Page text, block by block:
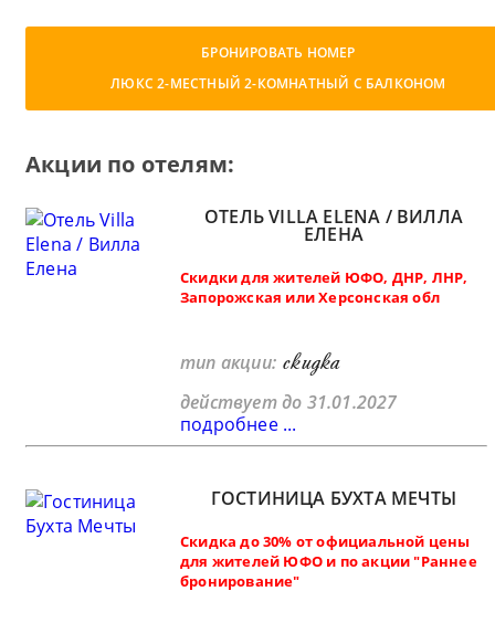
БРОНИРОВАТЬ НОМЕР
ЛЮКС 2-МЕСТНЫЙ 2-КОМНАТНЫЙ С БАЛКОНОМ
Акции по отелям:
ОТЕЛЬ VILLA ELENA / ВИЛЛА
ЕЛЕНА
Скидки для жителей ЮФО, ДНР, ЛНР,
Запорожская или Херсонская обл
тип акции: скидка
действует до 31.01.2027
подробнее ...
ГОСТИНИЦА БУХТА МЕЧТЫ
Скидка до 30% от официальной цены
для жителей ЮФО и по акции "Раннее
бронирование"